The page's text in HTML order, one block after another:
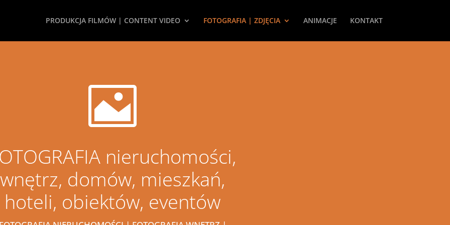
PRODUKCJA FILMÓW | CONTENT VIDEO FOTOGRAFIA | ZDJĘCIA ANIMACJE KONTAKT

nieruchomości,
wnętrz, domów, mieszkań,
hoteli, obiektów, eventów